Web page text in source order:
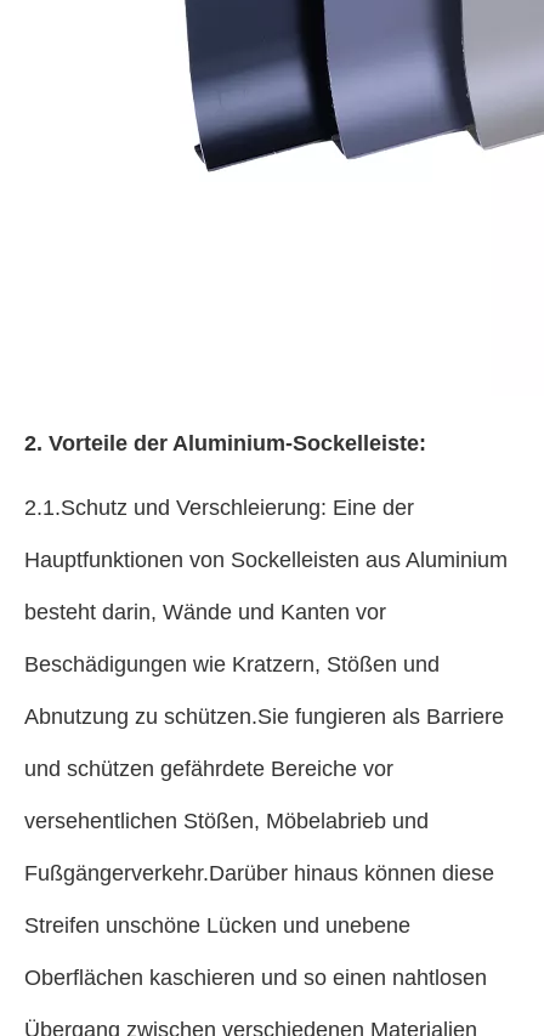
2. Vorteile der Aluminium-Sockelleiste:
2.1.Schutz und Verschleierung: Eine der
Hauptfunktionen von Sockelleisten aus Aluminium
besteht darin, Wände und Kanten vor
Beschädigungen wie Kratzern, Stößen und
Abnutzung zu schützen.Sie fungieren als Barriere
und schützen gefährdete Bereiche vor
versehentlichen Stößen, Möbelabrieb und
Fußgängerverkehr.Darüber hinaus können diese
Streifen unschöne Lücken und unebene
Oberflächen kaschieren und so einen nahtlosen
Übergang zwischen verschiedenen Materialien